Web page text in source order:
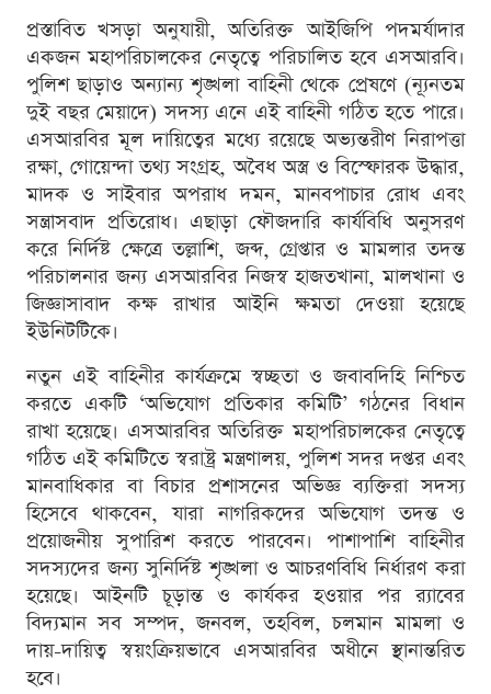
প্রস্তাবিত খসড়া অনুযায়ী, অতিরিক্ত আইজিপি পদমর্যাদার
একজন মহাপরিচালকের নেতৃত্বে পরিচালিত হবে এসআরবি।
পুলিশ ছাড়াও অন্যান্য শৃঙ্খলা বাহিনী থেকে প্রেষণে (ন্যূনতম
দুই বছর মেয়াদে) সদস্য এনে এই বাহিনী গঠিত হতে পারে।
এসআরবির মূল দায়িত্বের মধ্যে রয়েছে অভ্যন্তরীণ নিরাপত্তা
রক্ষা, গোয়েন্দা তথ্য সংগ্রহ, অবৈধ অস্ত্র ও বিস্ফোরক উদ্ধার,
মাদক ও সাইবার অপরাধ দমন, মানবপাচার রোধ এবং
সন্ত্রাসবাদ প্রতিরোধ। এছাড়া ফৌজদারি কার্যবিধি অনুসরণ
করে নির্দিষ্ট ক্ষেত্রে তল্লাশি, জব্দ, গ্রেপ্তার ও মামলার তদন্ত
পরিচালনার জন্য এসআরবির নিজস্ব হাজতখানা, মালখানা ও
জিজ্ঞাসাবাদ কক্ষ রাখার আইনি ক্ষমতা দেওয়া হয়েছে
ইউনিটটিকে।
নতুন এই বাহিনীর কার্যক্রমে স্বচ্ছতা ও জবাবদিহি নিশ্চিত
করতে একটি ‘অভিযোগ প্রতিকার কমিটি’ গঠনের বিধান
রাখা হয়েছে। এসআরবির অতিরিক্ত মহাপরিচালকের নেতৃত্বে
গঠিত এই কমিটিতে স্বরাষ্ট্র মন্ত্রণালয়, পুলিশ সদর দপ্তর এবং
মানবাধিকার বা বিচার প্রশাসনের অভিজ্ঞ ব্যক্তিরা সদস্য
হিসেবে থাকবেন, যারা নাগরিকদের অভিযোগ তদন্ত ও
প্রয়োজনীয় সুপারিশ করতে পারবেন। পাশাপাশি বাহিনীর
সদস্যদের জন্য সুনির্দিষ্ট শৃঙ্খলা ও আচরণবিধি নির্ধারণ করা
হয়েছে। আইনটি চূড়ান্ত ও কার্যকর হওয়ার পর র‌্যাবের
বিদ্যমান সব সম্পদ, জনবল, তহবিল, চলমান মামলা ও
দায়-দায়িত্ব স্বয়ংক্রিয়ভাবে এসআরবির অধীনে স্থানান্তরিত
হবে।